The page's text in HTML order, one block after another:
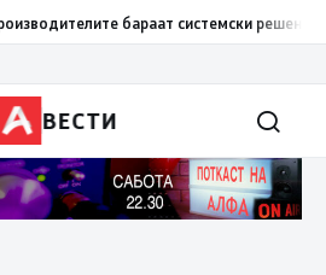
бараат системски решенија за
ВЕСТИ